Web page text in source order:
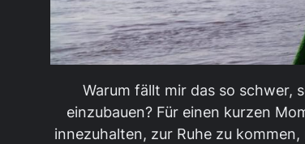
Warum fällt mir das so schwer,
einzubauen? Für einen kurzen
innezuhalten, zur Ruhe zu